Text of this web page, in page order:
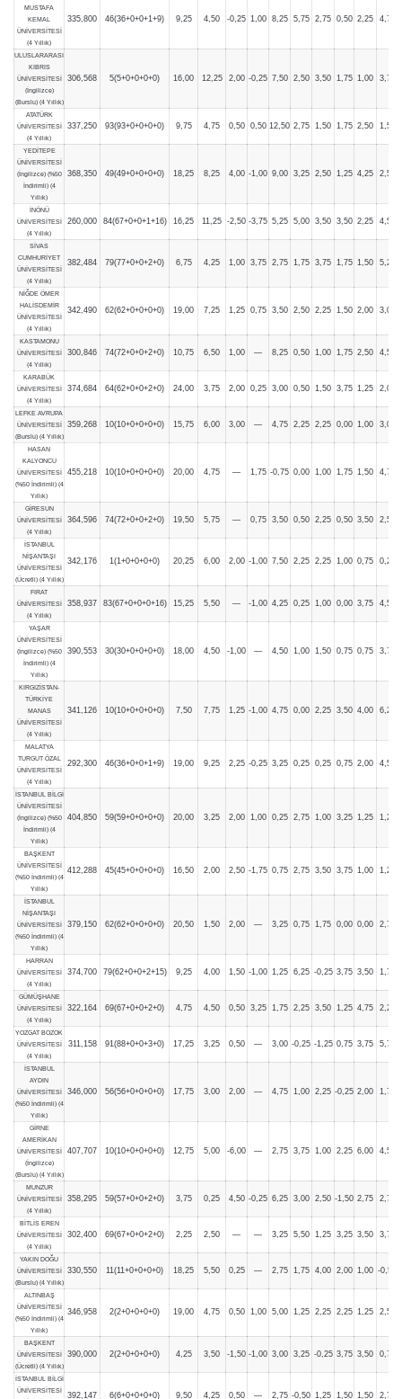
MUSTAFA
KEMAL
ÜNİVERSİTESİ
(4 Yıllık)
335,800 46(36+0+0+1+9) 9,25 4,50 -0,25 1,00 8,25 5,75 2,75 0,50 2,25 4,75
ULUSLARARASI
KIBRIS
ÜNİVERSİTESİ
(İngilizce)
(Burslu) (4 Yıllık)
306,568 5(5+0+0+0+0) 16,00 12,25 2,00 -0,25 7,50 2,50 3,50 1,75 1,00 3,75
ATATÜRK
ÜNİVERSİTESİ
(4 Yıllık)
337,250 93(93+0+0+0+0) 9,75 4,75 0,50 0,50 12,50 2,75 1,50 1,75 2,50 1,50
YEDİTEPE
ÜNİVERSİTESİ
(İngilizce) (%50
İndirimli) (4
Yıllık)
368,350 49(49+0+0+0+0) 18,25 8,25 4,00 -1,00 9,00 3,25 2,50 1,25 4,25 2,50
İNÖNÜ
ÜNİVERSİTESİ
(4 Yıllık)
260,000 84(67+0+0+1+16) 16,25 11,25 -2,50 -3,75 5,25 5,00 3,50 3,50 2,25 4,50
SİVAS
CUMHURİYET
ÜNİVERSİTESİ
(4 Yıllık)
382,484 79(77+0+0+2+0) 6,75 4,25 1,00 3,75 2,75 1,75 3,75 1,75 1,50 5,25
NİĞDE ÖMER
HALİSDEMİR
ÜNİVERSİTESİ
(4 Yıllık)
342,490 62(62+0+0+0+0) 19,00 7,25 1,25 0,75 3,50 2,50 2,25 1,50 2,00 3,00
KASTAMONU
ÜNİVERSİTESİ
(4 Yıllık)
300,846 74(72+0+0+2+0) 10,75 6,50 1,00 — 8,25 0,50 1,00 1,75 2,50 4,50
KARABÜK
ÜNİVERSİTESİ
(4 Yıllık)
374,684 64(62+0+0+2+0) 24,00 3,75 2,00 0,25 3,00 0,50 1,50 3,75 1,25 2,00
LEFKE AVRUPA
ÜNİVERSİTESİ
(Burslu) (4 Yıllık)
359,268 10(10+0+0+0+0) 15,75 6,00 3,00 — 4,75 2,25 2,25 0,00 1,00 3,00
HASAN
KALYONCU
ÜNİVERSİTESİ
(%50 İndirimli) (4
Yıllık)
455,218 10(10+0+0+0+0) 20,00 4,75 — 1,75 -0,75 0,00 1,00 1,75 1,50 4,75
GİRESUN
ÜNİVERSİTESİ
(4 Yıllık)
364,596 74(72+0+0+2+0) 19,50 5,75 — 0,75 3,50 0,50 2,25 0,50 3,50 2,50
İSTANBUL
NİŞANTAŞI
ÜNİVERSİTESİ
(Ücretli) (4 Yıllık)
342,176 1(1+0+0+0+0) 20,25 6,00 2,00 -1,00 7,50 2,25 2,25 1,00 0,75 0,25
FIRAT
ÜNİVERSİTESİ
(4 Yıllık)
358,937 83(67+0+0+0+16) 15,25 5,50 — -1,00 4,25 0,25 1,00 0,00 3,75 4,50
YAŞAR
ÜNİVERSİTESİ
(İngilizce) (%50
İndirimli) (4
Yıllık)
390,553 30(30+0+0+0+0) 18,00 4,50 -1,00 — 4,50 1,00 1,50 0,75 0,75 3,75
KIRGIZİSTAN-
TÜRKİYE
MANAS
ÜNİVERSİTESİ
(4 Yıllık)
341,126 10(10+0+0+0+0) 7,50 7,75 1,25 -1,00 4,75 0,00 2,25 3,50 4,00 6,25
MALATYA
TURGUT ÖZAL
ÜNİVERSİTESİ
(4 Yıllık)
292,300 46(36+0+0+1+9) 19,00 9,25 2,25 -0,25 3,25 0,25 0,25 0,75 2,00 4,50
İSTANBUL BİLGİ
ÜNİVERSİTESİ
(İngilizce) (%50
İndirimli) (4
Yıllık)
404,850 59(59+0+0+0+0) 20,00 3,25 2,00 1,00 0,25 2,75 1,00 3,25 1,25 1,25
BAŞKENT
ÜNİVERSİTESİ
(%50 İndirimli) (4
Yıllık)
412,288 45(45+0+0+0+0) 16,50 2,00 2,50 -1,75 0,75 2,75 3,50 3,75 1,00 1,25
İSTANBUL
NİŞANTAŞI
ÜNİVERSİTESİ
(%50 İndirimli) (4
Yıllık)
379,150 62(62+0+0+0+0) 20,50 1,50 2,00 — 3,25 0,75 1,75 0,00 0,00 2,75
HARRAN
ÜNİVERSİTESİ
(4 Yıllık)
374,700 79(62+0+0+2+15) 9,25 4,00 1,50 -1,00 1,25 6,25 -0,25 3,75 3,50 1,75
GÜMÜŞHANE
ÜNİVERSİTESİ
(4 Yıllık)
322,164 69(67+0+0+2+0) 4,75 4,50 0,50 3,25 1,75 2,25 3,50 1,25 4,75 2,25
YOZGAT BOZOK
ÜNİVERSİTESİ
(4 Yıllık)
311,158 91(88+0+0+3+0) 17,25 3,25 0,50 — 3,00 -0,25 -1,25 0,75 3,75 5,75
İSTANBUL
AYDIN
ÜNİVERSİTESİ
(%50 İndirimli) (4
Yıllık)
346,000 56(56+0+0+0+0) 17,75 3,00 2,00 — 4,75 1,00 2,25 -0,25 2,00 1,75
GİRNE
AMERİKAN
ÜNİVERSİTESİ
(İngilizce)
(Burslu) (4 Yıllık)
407,707 10(10+0+0+0+0) 12,75 5,00 -6,00 — 2,75 3,75 1,00 2,25 6,00 4,50
MUNZUR
ÜNİVERSİTESİ
(4 Yıllık)
358,295 59(57+0+0+2+0) 3,75 0,25 4,50 -0,25 6,25 3,00 2,50 -1,50 2,75 2,75
BİTLİS EREN
ÜNİVERSİTESİ
(4 Yıllık)
302,400 69(67+0+0+2+0) 2,25 2,50 — — 3,25 5,50 1,25 3,25 3,50 3,75
YAKIN DOĞU
ÜNİVERSİTESİ
(Burslu) (4 Yıllık)
330,550 11(11+0+0+0+0) 18,25 5,50 0,25 — 2,75 1,75 4,00 2,00 1,00 -0,50
ALTINBAŞ
ÜNİVERSİTESİ
(%50 İndirimli) (4
Yıllık)
346,958 2(2+0+0+0+0) 19,00 4,75 0,50 1,00 5,00 1,25 2,25 2,25 1,25 2,50
BAŞKENT
ÜNİVERSİTESİ
(Ücretli) (4 Yıllık)
390,000 2(2+0+0+0+0) 4,25 3,50 -1,50 -1,00 3,00 3,25 -0,25 3,75 3,50 0,75
İSTANBUL BİLGİ
ÜNİVERSİTESİ
392,147 6(6+0+0+0+0) 9,50 4,25 0,50 — 2,75 -0,50 1,25 1,50 1,50 2,75